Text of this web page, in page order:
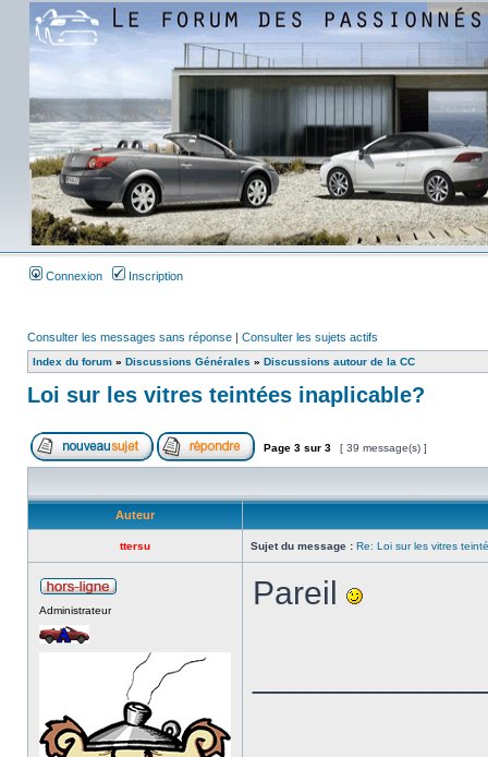
Connexion Inscription
Consulter les messages sans réponse | Consulter les sujets actifs
Index du forum » Discussions Générales » Discussions autour de la CC
Loi sur les vitres teintées inaplicable?
Page 3 sur 3 [ 39 message(s) ]
Auteur
ttersu Sujet du message : Re: Loi sur les vitres
Administrateur Pareil